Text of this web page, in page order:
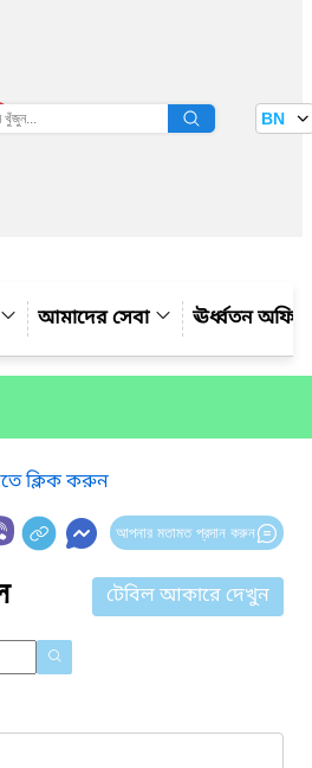
তথ্য বাতায়ন BN
আমাদের সেবা ঊর্ধ্বতন অফিস
ক্লিক করুন
আপনার মতামত প্রদান করুন
টেবিল আকারে দেখুন